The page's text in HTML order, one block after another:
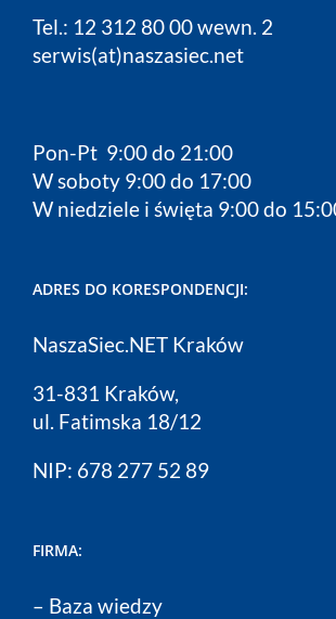
Tel.: 12 312 80 00 wewn. 2
serwis(at)naszasiec.net
Pon-Pt 9:00 do 21:00
W soboty 9:00 do 17:00
W niedziele i święta 9:00 do
ADRES DO KORESPONDENCJI:
NaszaSiec.NET Kraków
31-831 Kraków,
ul. Fatimska 18/12
NIP: 678 277 52 89
FIRMA:
– Baza wiedzy